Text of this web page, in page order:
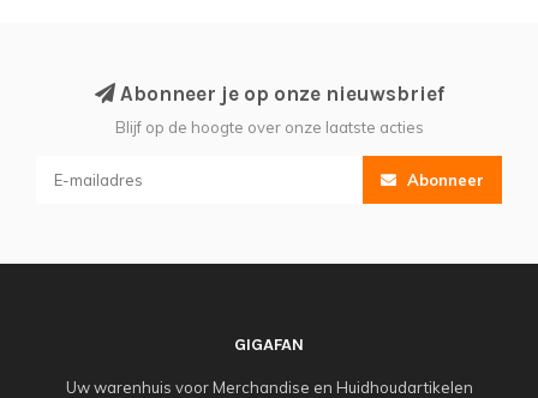
Abonneer je op onze nieuwsbrief
Blijf op de hoogte over onze laatste acties
Abonneer
GIGAFAN
Uw warenhuis voor Merchandise en Huidhoudartikelen